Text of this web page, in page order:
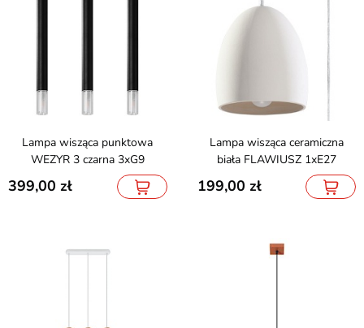
Lampa wisząca punktowa
WEZYR 3 czarna 3xG9
399,00
Lampa wisząca ceramiczna
biała FLAWIUSZ 1xE27
199,00